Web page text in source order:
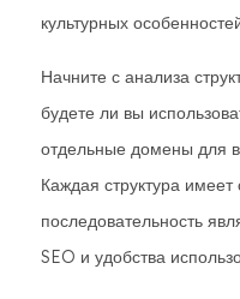
культурных
Начните с анализа
будете ли вы
отдельные домены для
Каждая структура
последовательность
SEO и удобства